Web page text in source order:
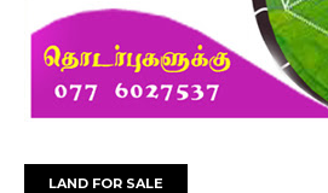
LAND FOR SALE